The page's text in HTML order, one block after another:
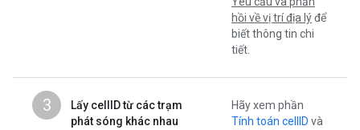
hồi về vị trí địa lýđể
biết thông tin chi
tiết.
3
Lấy cellID từ các trạm
phát sóng khác nhau
Hãy xem phần
Tính toán cellID và